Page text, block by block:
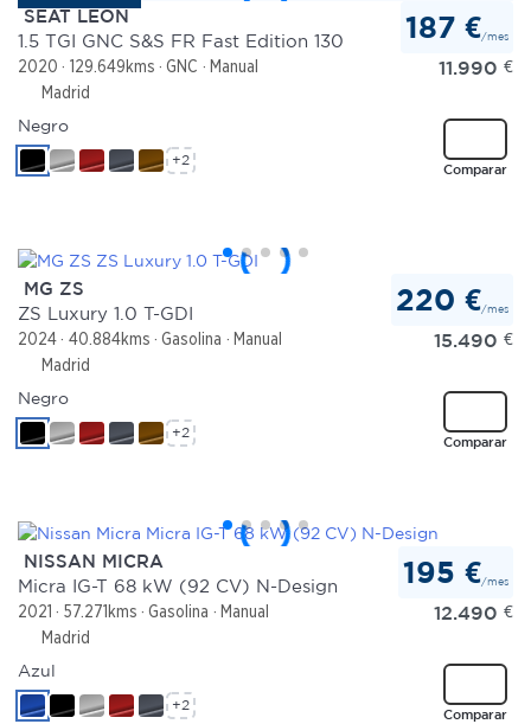
SEAT LEON
1.5 TGI GNC S&S FR Fast Edition 130
2020 129.649kms GNC
Manual
Madrid
187 €/mes
11.990 €
Comparar
Negro
+2
MG ZS
ZS Luxury 1.0 T-GDI
2024 40.884kms Gasolina
Manual
Madrid
220 €/mes
15.490 €
Comparar
Negro
+2
NISSAN MICRA
Micra IG-T 68 kW (92 CV) N-Design
2021 57.271kms Gasolina
Manual
Madrid
195 €/mes
12.490 €
Comparar
Azul
+2